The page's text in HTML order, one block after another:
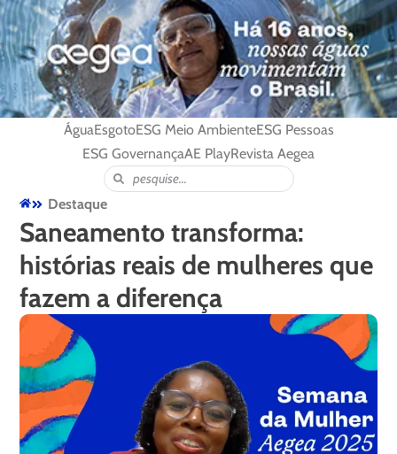
ÁguaEsgotoESG Meio AmbienteESG Pessoas
ESG GovernançaAE PlayRevista Aegea
Destaque
Saneamento transforma:
histórias reais de mulheres que
fazem a diferença